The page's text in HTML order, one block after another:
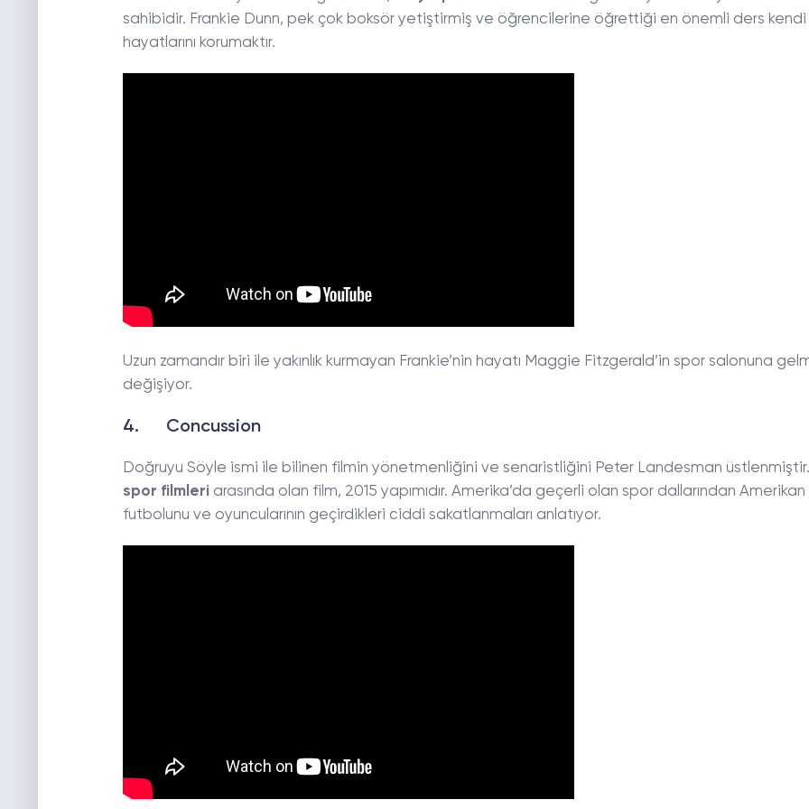
sahibidir. Frankie Dunn, pek çok boksör yetiştirmiş ve öğrencilerine öğrettiği en önemli ders kendi
hayatlarını korumaktır.
Uzun zamandır biri ile yakınlık kurmayan Frankie’nin hayatı Maggie Fitzgerald’in spor salonuna
değişiyor.
4. Concussion
Doğruyu Söyle ismi ile bilinen filmin yönetmenliğini ve senaristliğini Peter Landesman üstlenmiştir.
spor filmleriarasında olan film, 2015 yapımıdır. Amerika’da geçerli olan spor dallarından Amerikan
futbolunu ve oyuncularının geçirdikleri ciddi sakatlanmaları anlatıyor.